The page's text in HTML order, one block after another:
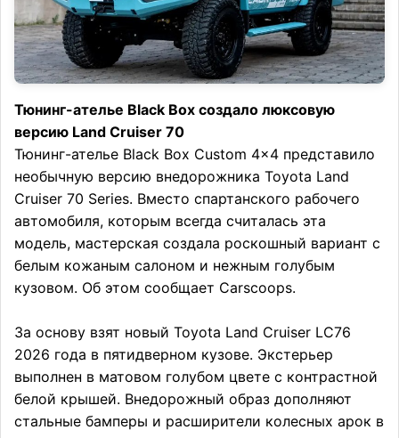
Тюнинг-ателье Black Box создало люксовую
версию Land Cruiser 70
Тюнинг-ателье Black Box Custom 4×4 представило
необычную версию внедорожника Toyota Land
Cruiser 70 Series. Вместо спартанского рабочего
автомобиля, которым всегда считалась эта
модель, мастерская создала роскошный вариант с
белым кожаным салоном и нежным голубым
кузовом. Об этом сообщает Carscoops.
За основу взят новый Toyota Land Cruiser LC76
2026 года в пятидверном кузове. Экстерьер
выполнен в матовом голубом цвете с контрастной
белой крышей. Внедорожный образ дополняют
стальные бамперы и расширители колесных арок в